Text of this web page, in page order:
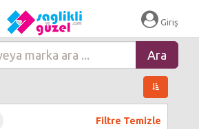
Giriş
Filtre Temizle